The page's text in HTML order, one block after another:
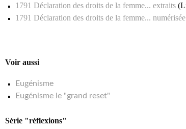
1791 Déclaration des droits de la femme... extraits
1791 Déclaration des droits de la femme... numérisée
Voir aussi
Eugénisme
Eugénisme le "grand reset"
Série "réflexions"